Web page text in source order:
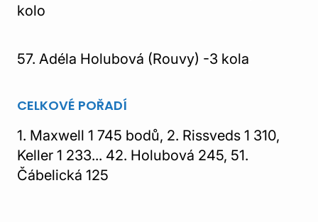
kolo
57. Adéla Holubová (Rouvy) -3 kola
CELKOVÉ POŘADÍ
1. Maxwell 1 745 bodů, 2. Rissveds 1 310,
Keller 1 233... 42. Holubová 245, 51.
Čábelická 125